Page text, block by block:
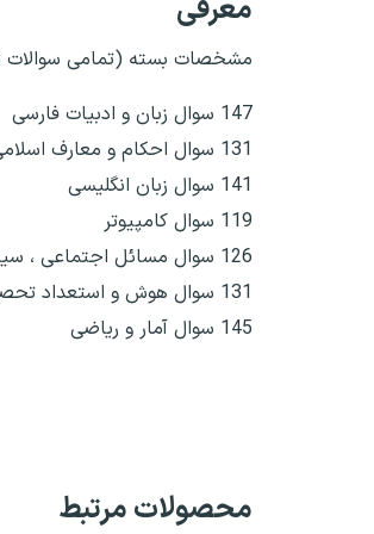
معرفی
مشخصات بسته (تمامی سوالات
147 سوال زبان و ادبیات فارسی
131 سوال احکام و معارف اسلامی
141 سوال زبان انگلیسی
119 سوال کامپیوتر
126 سوال مسائل اجتماعی ، سیاسی و مبانی قانونی
131 سوال هوش و استعداد تحصیلی
145 سوال آمار و ریاضی
محصولات مرتبط